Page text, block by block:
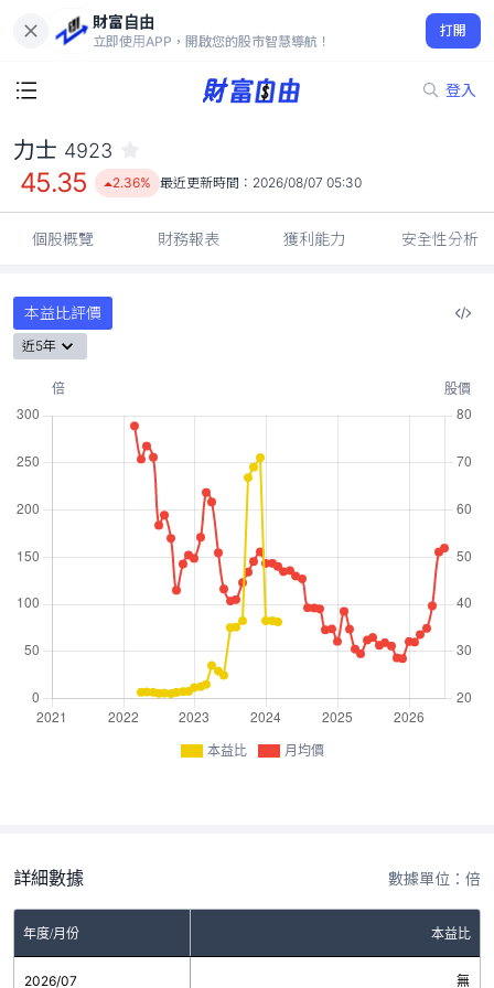
財富自由
立即使用APP，開啟您的股市智慧導航！
打開
登入
45.35
2.36%
力士 4923
45.35 2.36% 最近更新時間： 2026/08/07 05:30
個股概覽 財務報表 獲利能力 安全性分析
本益比評價
近5年
本益比 月均價
詳細數據 數據單位：倍
年度/月份 本益比
2026/07 無